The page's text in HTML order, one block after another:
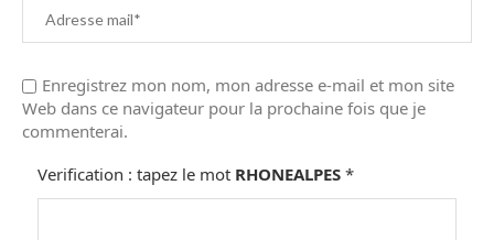
Enregistrez mon nom, mon adresse e-mail et mon site
Web dans ce navigateur pour la prochaine fois que je
commenterai.
Verification : tapez le mot RHONEALPES *